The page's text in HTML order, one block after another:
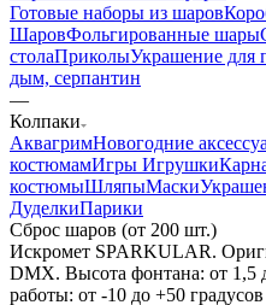
Готовые наборы из шаров
ШаровФольгированные шары
столаПриколыУкрашение для
дым, серпантин
—
Колпаки
АквагримНовогодние
костюмамИгры Игрушки
костюмыШляпыМаски
ДуделкиПарики
Сброс шаров (от 200 шт.)
Искромет SPARKULAR.
DMX. Высота фонтана: от 1,5
работы: от -10 до +50